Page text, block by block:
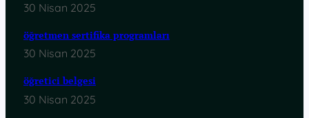
30 Nisan 2025
öğretmen sertifika programları
30 Nisan 2025
öğretici belgesi
30 Nisan 2025